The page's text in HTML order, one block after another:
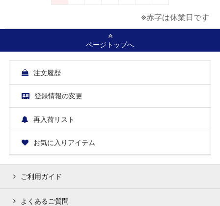
※赤字は休業日です
ページトップへ
注文履歴
登録情報の変更
再入荷リスト
お気に入りアイテム
ご利用ガイド
よくあるご質問